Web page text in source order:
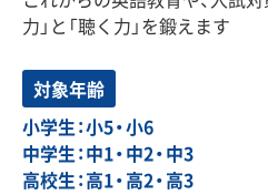
力」と「聴く力」を鍛えます
対象年齢
小学生：小5・小6
中学生：中1・中2・中3
高校生：高1・高2・高3